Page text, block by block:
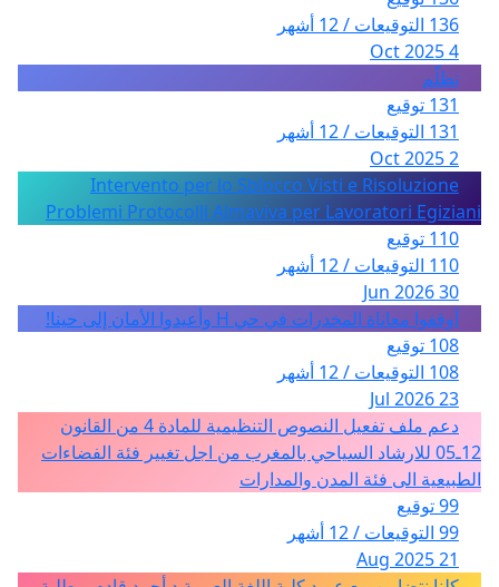
136 التوقيعات / 12 أشهر
4 Oct 2025
تظلّم
131 توقيع
131 التوقيعات / 12 أشهر
2 Oct 2025
Intervento per lo Sblocco Visti e Risoluzione
Problemi Protocolli Almaviva per Lavoratori Egiziani
110 توقيع
110 التوقيعات / 12 أشهر
30 Jun 2026
أوقفوا معاناة المخدرات في حي H وأعيدوا الأمان إلى حينا!
108 توقيع
108 التوقيعات / 12 أشهر
23 Jul 2026
دعم ملف تفعيل النصوص التنظيمية للمادة 4 من القانون
12ـ05 للارشاد السياحي بالمغرب من اجل تغيير فئة الفضاءات
الطبيعية الى فئة المدن والمدارات
99 توقيع
99 التوقيعات / 12 أشهر
21 Aug 2025